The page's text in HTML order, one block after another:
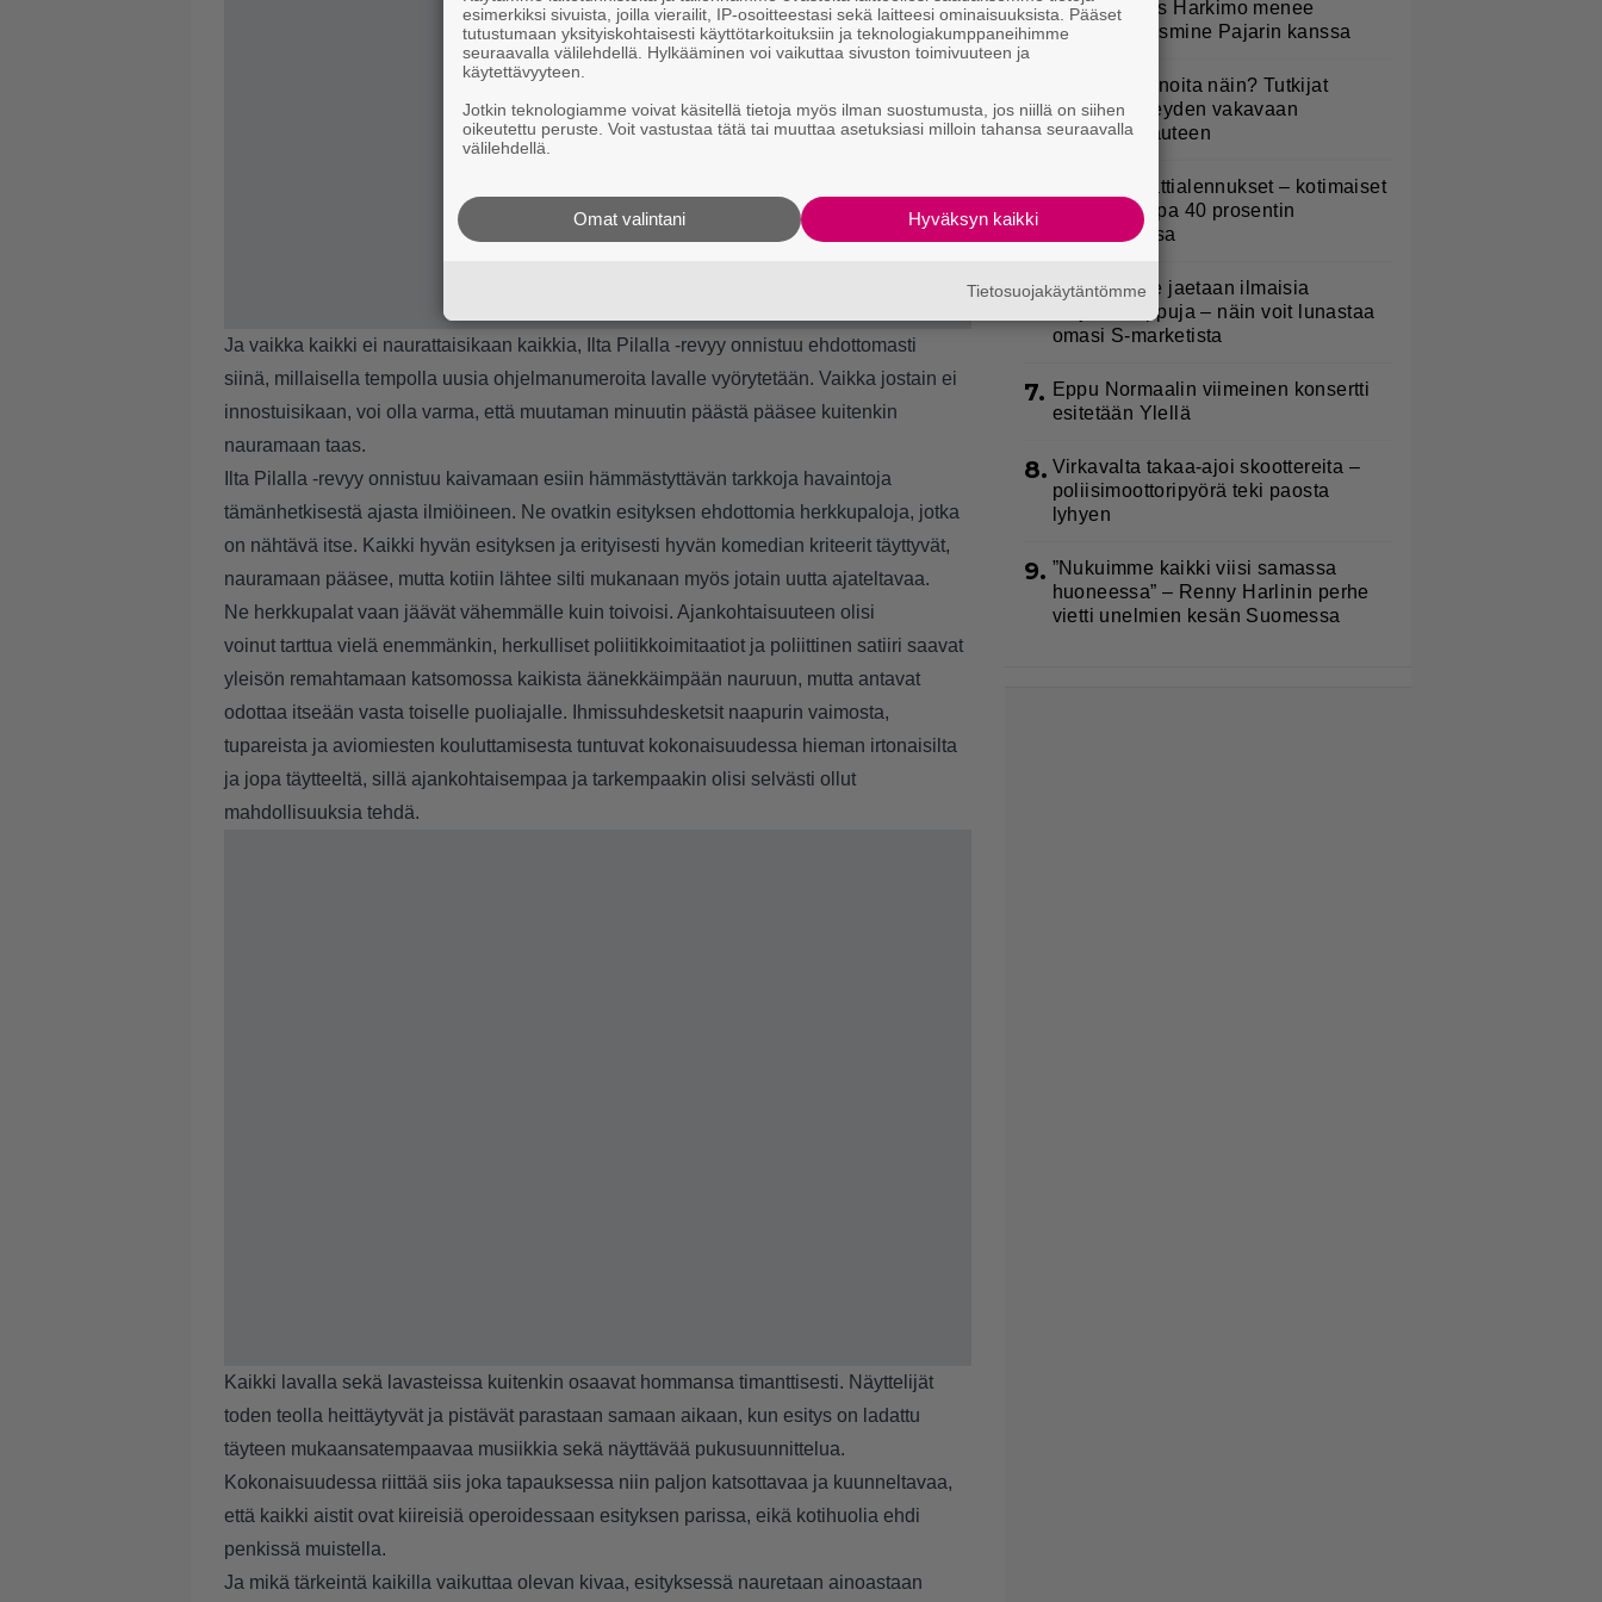
Ja vaikka kaikki ei naurattaisikaan kaikkia, Ilta Pilalla -revyy onnistuu ehdottomasti
siinä, millaisella tempolla uusia ohjelmanumeroita lavalle vyörytetään. Vaikka jostain ei
innostuisikaan, voi olla varma, että muutaman minuutin päästä pääsee kuitenkin
nauramaan taas.
Ilta Pilalla -revyy onnistuu kaivamaan esiin hämmästyttävän tarkkoja havaintoja
tämänhetkisestä ajasta ilmiöineen. Ne ovatkin esityksen ehdottomia herkkupaloja, jotka
on nähtävä itse. Kaikki hyvän esityksen ja erityisesti hyvän komedian kriteerit täyttyvät,
nauramaan pääsee, mutta kotiin lähtee silti mukanaan myös jotain uutta ajateltavaa.
Ne herkkupalat vaan jäävät vähemmälle kuin toivoisi. Ajankohtaisuuteen olisi
voinut tarttua vielä enemmänkin, herkulliset poliitikkoimitaatiot ja poliittinen satiiri saavat
yleisön remahtamaan katsomossa kaikista äänekkäimpään nauruun, mutta antavat
odottaa itseään vasta toiselle puoliajalle. Ihmissuhdesketsit naapurin vaimosta,
tupareista ja aviomiesten kouluttamisesta tuntuvat kokonaisuudessa hieman irtonaisilta
ja jopa täytteeltä, sillä ajankohtaisempaa ja tarkempaakin olisi selvästi ollut
mahdollisuuksia tehdä.
Kaikki lavalla sekä lavasteissa kuitenkin osaavat hommansa timanttisesti. Näyttelijät
toden teolla heittäytyvät ja pistävät parastaan samaan aikaan, kun esitys on ladattu
täyteen mukaansatempaavaa musiikkia sekä näyttävää pukusuunnittelua.
Kokonaisuudessa riittää siis joka tapauksessa niin paljon katsottavaa ja kuunneltavaa,
että kaikki aistit ovat kiireisiä operoidessaan esityksen parissa, eikä kotihuolia ehdi
penkissä muistella.
Ja mikä tärkeintä kaikilla vaikuttaa olevan kivaa, esityksessä nauretaan ainoastaan
3. Uuno: Hjallis Harkimo menee
naimisiin Jasmine Pajarin kanssa
Syötkö perunoita näin? Tutkijat
löysivät yhteyden vakavaan
kansansairauteen
5.
Lidl aloitti jättialennukset – kotimaiset
kasvikset jopa 40 prosentin
alennuksessa
6. Koululaisille jaetaan ilmaisia
heijastinreppuja – näin voit lunastaa
omasi S-marketista
7. Eppu Normaalin viimeinen konsertti
esitetään Ylellä
8. Virkavalta takaa-ajoi skoottereita –
poliisimoottoripyörä teki paosta
lyhyen
9. ”Nukuimme kaikki viisi samassa
huoneessa” – Renny Harlinin perhe
vietti unelmien kesän Suomessa
esimerkiksi sivuista, joilla vierailit, IP-osoitteestasi sekä laitteesi ominaisuuksista. Pääset
tutustumaan yksityiskohtaisesti käyttötarkoituksiin ja teknologiakumppaneihimme
seuraavalla välilehdellä. Hylkääminen voi vaikuttaa sivuston toimivuuteen ja
käytettävyyteen.
Jotkin teknologiamme voivat käsitellä tietoja myös ilman suostumusta, jos niillä on siihen
oikeutettu peruste. Voit vastustaa tätä tai muuttaa asetuksiasi milloin tahansa seuraavalla
välilehdellä.
Hyväksyn kaikki
Omat valintani
Tietosuojakäytäntömme